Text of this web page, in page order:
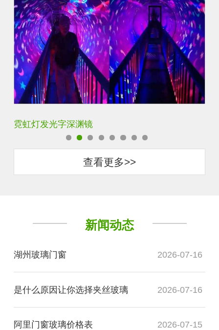
霓虹灯发光字深渊镜
查看更多>>
新闻动态
湖州玻璃门窗 2026-07-16
是什么原因让你选择夹丝玻璃 2026-07-16
阿里门窗玻璃价格表 2026-07-15